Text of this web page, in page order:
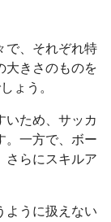
で、それぞれ特
大きさのものを
ょう。
いため、サッカ
。一方で、ボー
さらにスキルア
ように扱えない